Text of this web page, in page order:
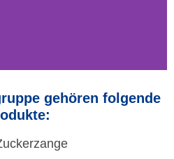
gehören folgende